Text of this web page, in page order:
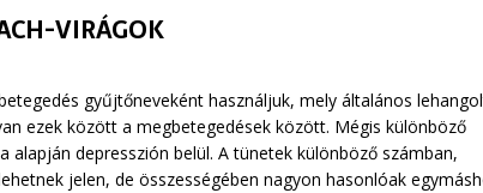
VIRÁGOK
gyűjtőneveként használjuk, mely általános
ezek között a megbetegedések között. Mégis különböző
depresszión belül. A tünetek különböző számban,
jelen, de összességében nagyon hasonlóak